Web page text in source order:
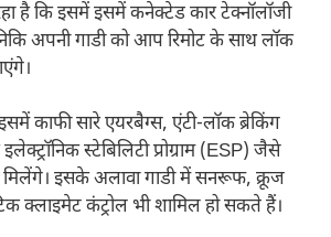
है कि इसमें इसमें कनेक्टेड कार टेक्नॉलॉजी
अपनी गाडी को आप रिमोट के साथ लॉक
काफी सारे एयरबैग्स, एंटी-लॉक ब्रेकिंग
स्टेबिलिटी प्रोग्राम (ESP) जैसे
मिलेंगे। इसके अलावा गाडी में सनरूफ, क्रूज
क्लाइमेट कंट्रोल भी शामिल हो सकते हैं।